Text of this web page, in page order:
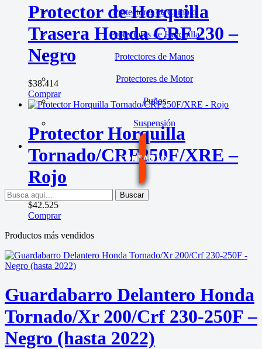
Protectores de Cambio
Protectores de Horquilla
Protectores de Manos
Protectores de Motor
Puños
Suspensión
CONTACTO
Buscar
Protector de Horquilla
Trasera Honda CRF 230 –
Negro
$38.414
Comprar
Protector Horquilla
Tornado/CRF250F/XRE –
Rojo
$42.525
Comprar
Productos más vendidos
Guardabarro Delantero Honda
Tornado/Xr 200/Crf 230-250F –
Negro (hasta 2022)